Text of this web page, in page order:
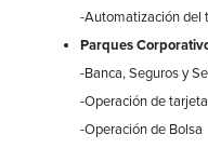
-Automatización del
Parques
-Banca, Seguros y
-Operación de
-Operación de Bolsa